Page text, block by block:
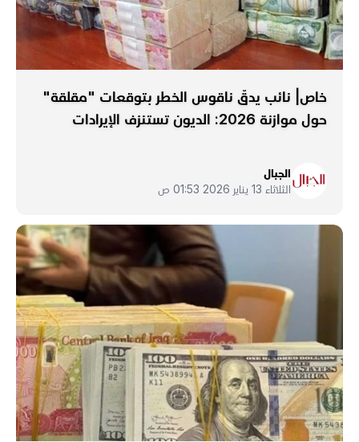
خاص| نائب يدقّ ناقوس الخطر بتوقعات "مقلقة"
حول موازنة 2026: الديون تستنزف الإيرادات
الجبال
الثلاثاء 13 يناير 2026 01:53 ص